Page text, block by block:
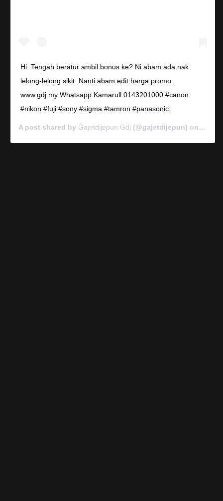
Hi. Tengah beratur ambil bonus ke? Ni abam ada nak
lelong-lelong sikit. Nanti abam edit harga promo.
www.gdj.my Whatsapp Kamarull 0143201000 #canon
#nikon #fuji #sony #sigma #tamron #panasonic
A post shared by Gajetdijepun Gdj (@gajetdijepun) on Jan 7,